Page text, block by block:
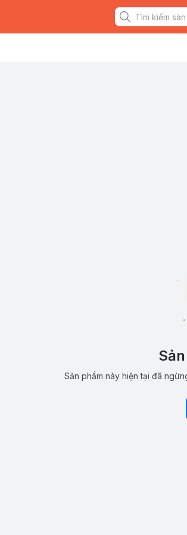
Sản phẩm này hiện tại đã